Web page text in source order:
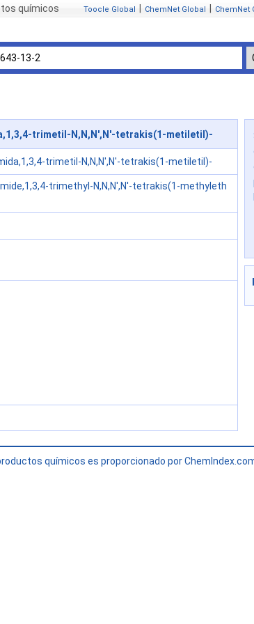
químicos Toocle Global ChemNet Global ChemNet
trimetil-N,N,N',N'-tetrakis(1-metiletil)-
trimetil-N,N,N',N'-tetrakis(1-metiletil)-
trimethyl-N,N,N',N'-tetrakis(1-methyleth
químicos es proporcionado por